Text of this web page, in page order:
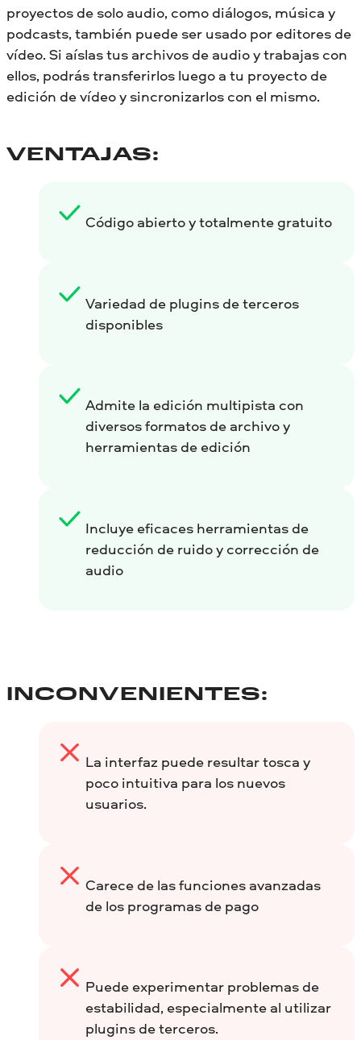
proyectos de solo audio, como diálogos, música y
podcasts, también puede ser usado por editores de
vídeo. Si aíslas tus archivos de audio y trabajas con
ellos, podrás transferirlos luego a tu proyecto de
edición de vídeo y sincronizarlos con el mismo.
VENTAJAS:
Código abierto y totalmente gratuito
Variedad de plugins de terceros
disponibles
Admite la edición multipista con
diversos formatos de archivo y
herramientas de edición
Incluye eficaces herramientas de
reducción de ruido y corrección de
audio
INCONVENIENTES:
La interfaz puede resultar tosca y
poco intuitiva para los nuevos
usuarios.
Carece de las funciones avanzadas
de los programas de pago
Puede experimentar problemas de
estabilidad, especialmente al utilizar
plugins de terceros.